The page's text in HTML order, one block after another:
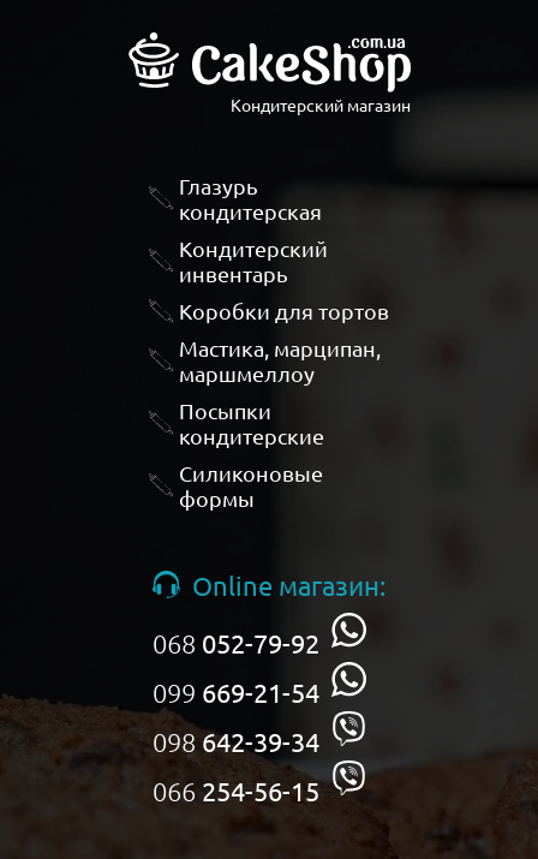
Кондитерский магазин
Глазурь
кондитерская
Кондитерский
инвентарь
Коробки для тортов
Мастика, марципан,
маршмеллоу
Посыпки
кондитерские
Силиконовые
формы
Online магазин:
068 052-79-92
099 669-21-54
098 642-39-34
066 254-56-15